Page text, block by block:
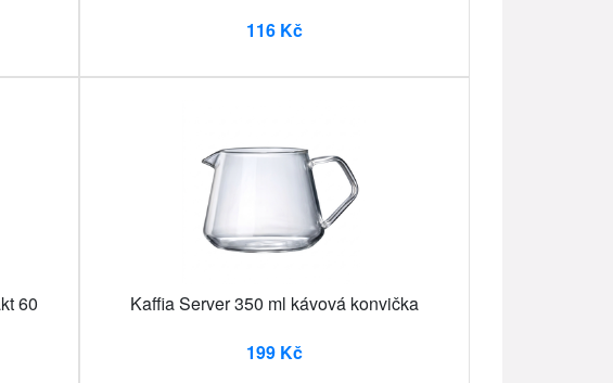
116 Kč
60
Kaffia Server 350 ml kávová konvička
199 Kč